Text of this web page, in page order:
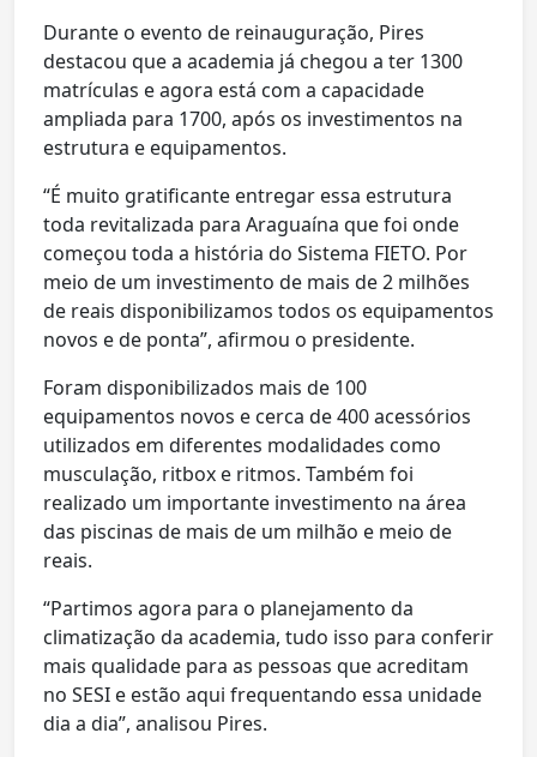
Durante o evento de reinauguração, Pires
destacou que a academia já chegou a ter 1300
matrículas e agora está com a capacidade
ampliada para 1700, após os investimentos na
estrutura e equipamentos.
“É muito gratificante entregar essa estrutura
toda revitalizada para Araguaína que foi onde
começou toda a história do Sistema FIETO. Por
meio de um investimento de mais de 2 milhões
de reais disponibilizamos todos os equipamentos
novos e de ponta”, afirmou o presidente.
Foram disponibilizados mais de 100
equipamentos novos e cerca de 400 acessórios
utilizados em diferentes modalidades como
musculação, ritbox e ritmos. Também foi
realizado um importante investimento na área
das piscinas de mais de um milhão e meio de
reais.
“Partimos agora para o planejamento da
climatização da academia, tudo isso para conferir
mais qualidade para as pessoas que acreditam
no SESI e estão aqui frequentando essa unidade
dia a dia”, analisou Pires.